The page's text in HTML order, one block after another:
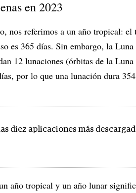
en 2023
nos referimos a un año tropical:
es 365 días. Sin embargo, la
12 lunaciones (órbitas de la
por lo que una lunación dura
diez aplicaciones más
año tropical y un año lunar